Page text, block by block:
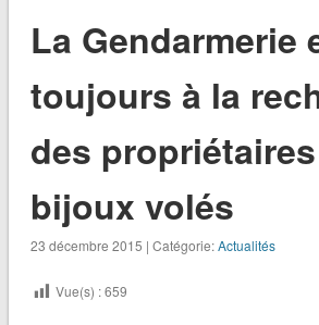
La Gendarmerie
toujours à la
des
bijoux volés
23 décembre 2015 | Catégorie:Actualités
Vue(s) :659